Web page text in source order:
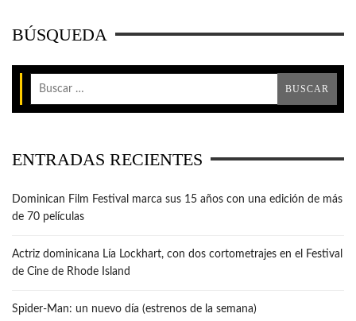
BÚSQUEDA
ENTRADAS RECIENTES
Dominican Film Festival marca sus 15 años con una edición de más
de 70 películas
Actriz dominicana Lía Lockhart, con dos cortometrajes en el Festival
de Cine de Rhode Island
Spider-Man: un nuevo día (estrenos de la semana)